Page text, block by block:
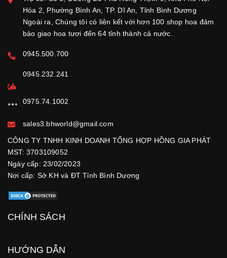
Hóa 2, Phường Bình An, TP. Dĩ An, Tỉnh Bình Dương
Ngoài ra, Chúng tôi có liên kết với hơn 100 shop hoa đảm
bảo giao hoa tươi đến 64 tỉnh thành cả nước.
0945.500.700
0945.232.241
0975.74.1002
sales3.bhworld@gmail.com
CÔNG TY TNHH KINH DOANH TỔNG HỢP HỒNG GIA PHÁT
MST: 3703109052
Ngày cấp: 23/02/2023
Nơi cấp: Sở KH và ĐT Tỉnh Bình Dương
CHÍNH SÁCH
HƯỚNG DẪN